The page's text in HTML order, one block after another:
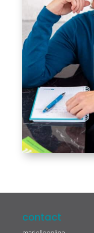
contact